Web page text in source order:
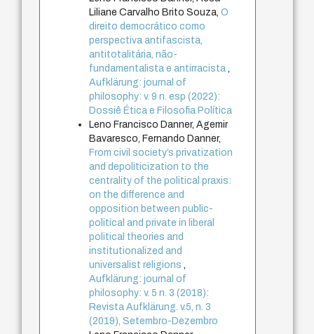
Liliane Carvalho Brito Souza,O
direito democrático como
perspectiva antifascista,
antitotalitária, não-
fundamentalista e antirracista,
Aufklärung: journal of
philosophy: v. 9 n. esp (2022):
Dossiê Ética e Filosofia Política
Leno Francisco Danner, Agemir
Bavaresco, Fernando Danner,
From civil society’s privatization
and depoliticization to the
centrality of the political praxis:
on the difference and
opposition between public-
political and private in liberal
political theories and
institutionalized and
universalist religions,
Aufklärung: journal of
philosophy: v. 5 n. 3 (2018):
Revista Aufklärung. v.5, n. 3
(2019), Setembro-Dezembro